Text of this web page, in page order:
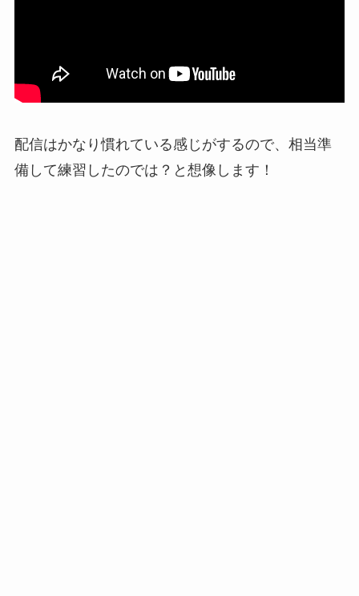
配信はかなり慣れている感じがするので、相当準
備して練習したのでは？と想像します！